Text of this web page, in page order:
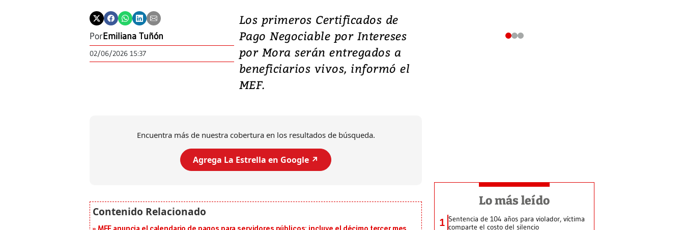
PorEmiliana Tuñón
02/06/2026 15:37
Los primeros Certificados de
Pago Negociable por Intereses
por Mora serán entregados a
beneficiarios vivos, informó el
MEF.
Encuentra más de nuestra cobertura en los resultados de búsqueda.
Agrega La Estrella en Google ↗️
Lo más leído
1 Sentencia de 104 años para violador, víctima
comparte el costo del silencio